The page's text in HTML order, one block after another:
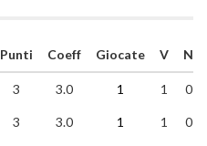
Punti Coeff Giocate V N
3 3.0 1 1 0
3 3.0 1 1 0